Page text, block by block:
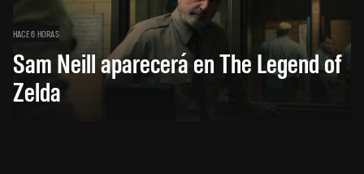
HACE 6 HORAS
Sam Neill aparecerá en The Legend of
Zelda